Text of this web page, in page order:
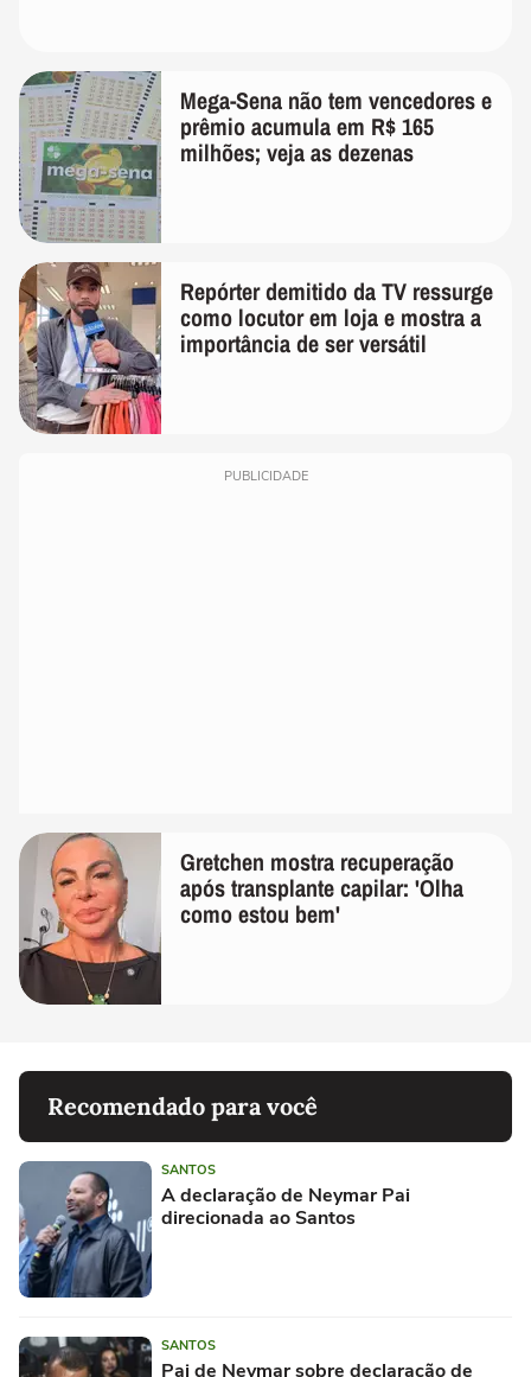
Mega-Sena não tem vencedores e
prêmio acumula em R$ 165
milhões; veja as dezenas
Repórter demitido da TV ressurge
como locutor em loja e mostra a
importância de ser versátil
PUBLICIDADE
Gretchen mostra recuperação
após transplante capilar: 'Olha
como estou bem'
Recomendado para você
SANTOS
A declaração de Neymar Pai
direcionada ao Santos
SANTOS
Pai de Neymar sobre declaração de